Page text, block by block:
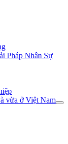
Pháp Nhân Sự
vừa ở Việt Nam